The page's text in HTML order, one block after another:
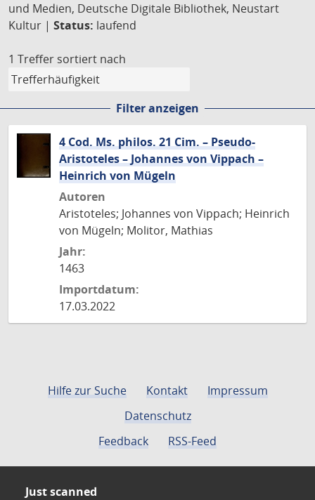
und Medien, Deutsche Digitale Bibliothek, Neustart
Kultur | Status: laufend
1 Treffer sortiert nach
Filter anzeigen
4 Cod. Ms. philos. 21 Cim. – Pseudo-
Aristoteles – Johannes von Vippach –
Heinrich von Mügeln
Autoren
Aristoteles; Johannes von Vippach; Heinrich
von Mügeln; Molitor, Mathias
Jahr:
1463
Importdatum:
17.03.2022
Hilfe zur Suche Kontakt
Impressum
Datenschutz
Feedback
RSS-Feed
Just scanned